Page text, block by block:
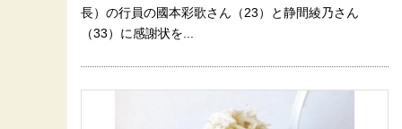
長）の行員の國本彩歌さん（23）と静間綾乃さん
（33）に感謝状を...